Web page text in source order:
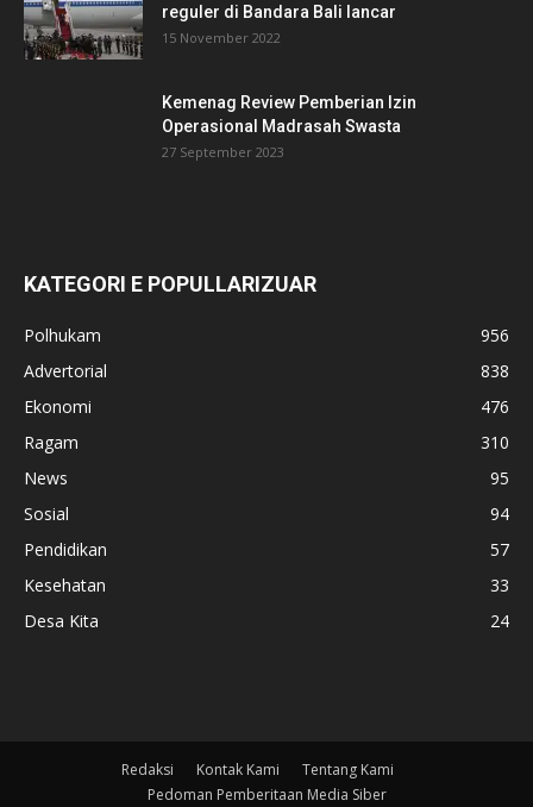
reguler di Bandara Bali lancar
15 November 2022
Kemenag Review Pemberian Izin
Operasional Madrasah Swasta
27 September 2023
KATEGORI E POPULLARIZUAR
Polhukam
956
Advertorial
838
Ekonomi
476
Ragam
310
News
95
Sosial
94
Pendidikan
57
Kesehatan
33
Desa Kita
24
Redaksi Kontak Kami
Tentang Kami
Pedoman Pemberitaan Media Siber